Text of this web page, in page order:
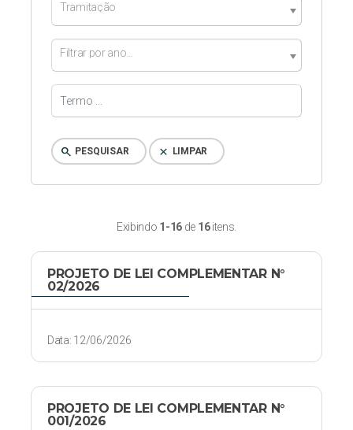
Exibindo 1-16 de 16itens.
PROJETO DE LEI COMPLEMENTAR N°
02/2026
Data: 12/06/2026
PROJETO DE LEI COMPLEMENTAR N°
001/2026
Tramitação
Filtrar por ano...
search PESQUISAR clear LIMPAR